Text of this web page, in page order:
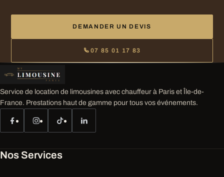
DEMANDER UN DEVIS
07 85 01 17 83
Service de location de limousines avec chauffeur à Paris et Île-de-
France. Prestations haut de gamme pour tous vos événements.
Nos Services